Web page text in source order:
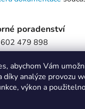
abychom Vám
díky analýze provozu
výkon a
poradenství
479 898